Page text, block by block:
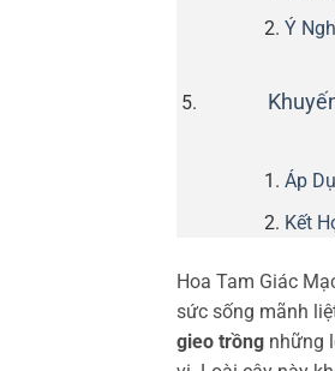
Ý
Áp
Kết
Hoa Tam Giác
sức sống mãnh
gieo trồng những